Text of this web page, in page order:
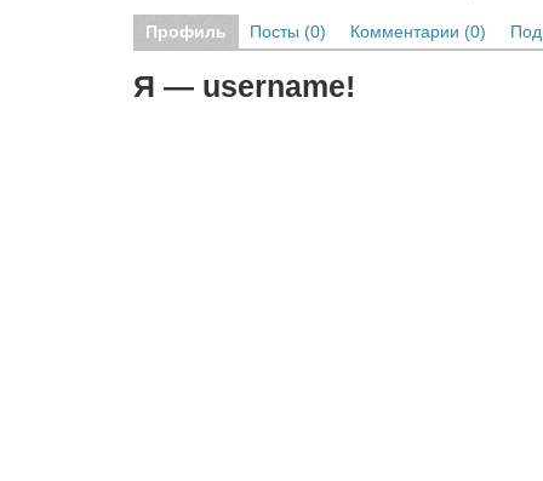
Профиль Посты (0) Комментарии (0)
Я — username!